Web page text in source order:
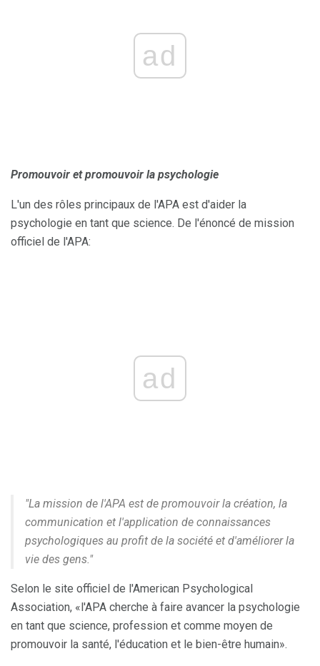
ad
Promouvoir et promouvoir la psychologie
L'un des rôles principaux de l'APA est d'aider la
psychologie en tant que science. De l'énoncé de mission
officiel de l'APA:
ad
"La mission de l'APA est de promouvoir la création, la
communication et l'application de connaissances
psychologiques au profit de la société et d'améliorer la
vie des gens."
Selon le site officiel de l'American Psychological
Association, «l'APA cherche à faire avancer la psychologie
en tant que science, profession et comme moyen de
promouvoir la santé, l'éducation et le bien-être humain».